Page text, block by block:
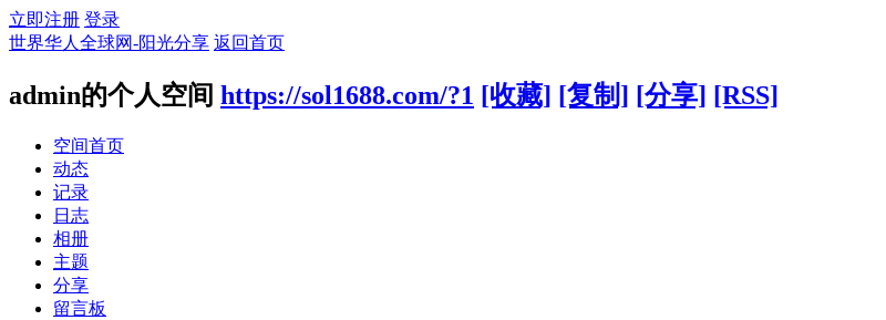
立即注册 登录
世界华人全球网-阳光分享 返回首页
admin的个人空间 https://sol1688.com/?1 [收藏] [复制] [分享] [RSS]
空间首页
动态
记录
日志
相册
主题
分享
留言板